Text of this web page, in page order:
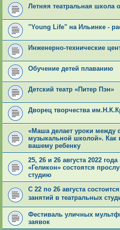
Летняя театральная школа
"Young Life" на Ильинке -
Инженерно-технические
Обучение детей плаванию
Детский театр «Питер Пэн»
Дворец творчества
«Маша делает уроки между
музыкальной школой». Как
вашему ребенку
25, 26 и 26 августа 2022
«Геликон» состоятся
студию
С 22 по 26 августа
занятий в театральных
Фестиваль уличных
заявок